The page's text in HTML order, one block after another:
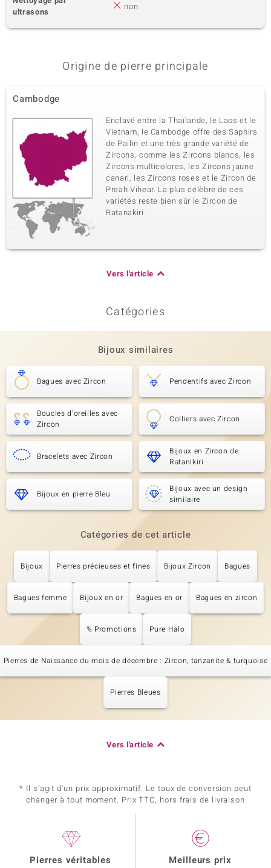
ultrasons
non
Origine de pierre principale
Cambodge
Enclavé entre la Thaïlande, le Laos et le
Vietnam, le Cambodge offre des Saphirs
de Pailin et une très grande variété de
Zircons, comme les Zircons blancs, les
Zircons multicolores, les Zircons jaune
canari, les Zircons roses et le Zircon de
Preah Vihear. La plus célèbre de ces
variétés reste bien sûr le Zircon de
Ratanakiri.
Vers l'article
Catégories
Bijoux similaires
Bagues avec Zircon Pendentifs avec Zircon
Boucles d'oreilles avec
Zircon
Colliers avec Zircon
Bracelets avec Zircon
Bijoux en Zircon de
Ratanikiri
Bijoux en pierre Bleu
Bijoux avec un design
similaire
Catégories de cet article
Bijoux Pierres précieuses et fines Bijoux Zircon Bagues
Bagues femme Bijoux en or Bagues en or Bagues en zircon
% Promotions Pure Halo
Pierres de Naissance du mois de décembre : Zircon, tanzanite & turquoise
Pierres Bleues
Vers l'article
* Il s'agit d'un prix approximatif. Le taux de conversion peut
changer à tout moment. Prix TTC, hors frais de livraison
Pierres véritables Meilleurs prix